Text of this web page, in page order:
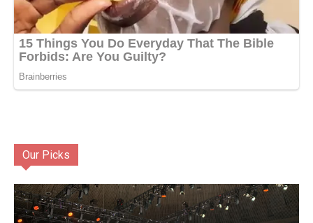
Our Picks